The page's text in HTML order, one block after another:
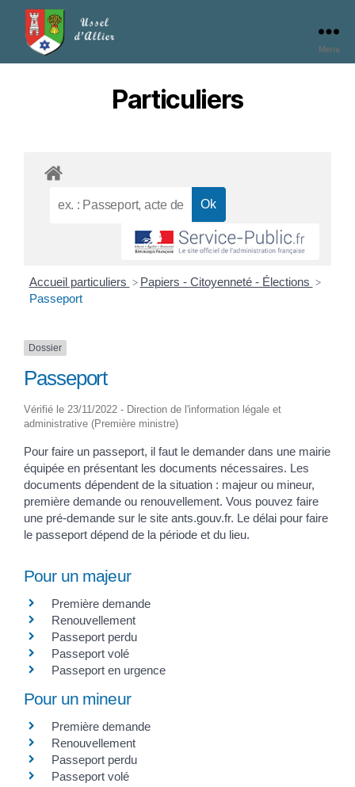
Menu
Particuliers
Accueil particuliers > Papiers - Citoyenneté - Élections >
Passeport
Dossier
Passeport
Vérifié le 23/11/2022 - Direction de l'information légale et
administrative (Première ministre)
Pour faire un passeport, il faut le demander dans une mairie
équipée en présentant les documents nécessaires. Les
documents dépendent de la situation : majeur ou mineur,
première demande ou renouvellement. Vous pouvez faire
une pré-demande sur le site ants.gouv.fr. Le délai pour faire
le passeport dépend de la période et du lieu.
Pour un majeur
Première demande
Renouvellement
Passeport perdu
Passeport volé
Passeport en urgence
Pour un mineur
Première demande
Renouvellement
Passeport perdu
Passeport volé